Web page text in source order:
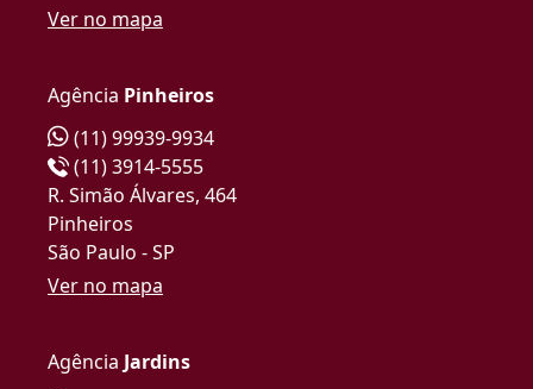
Ver no mapa
Agência Pinheiros
(11) 99939-9934
(11) 3914-5555
R. Simão Álvares, 464
Pinheiros
São Paulo - SP
Ver no mapa
Agência Jardins